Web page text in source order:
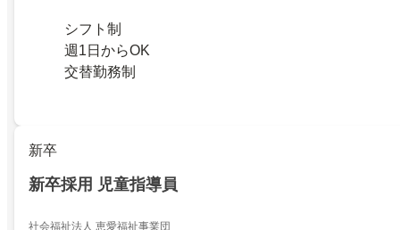
シフト制
週1日からOK
交替勤務制
新卒
新卒採用 児童指導員
社会福祉法人 恵愛福祉事業団